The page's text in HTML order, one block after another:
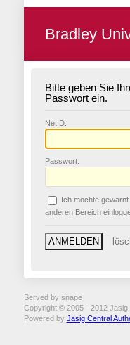
Bradley
Bitte geben Sie
Passwort ein.
NetID:
Passwort:
Ich möchte gewarnt
anderen Bereich
Served by snape
Copyright © 2005 - 2012
Powered by Jasig Central